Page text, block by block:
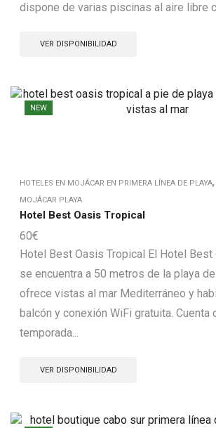
dispone de varias piscinas al aire libre
VER DISPONIBILIDAD
NEW
HOTELES EN MOJÁCAR EN PRIMERA LÍNEA DE PLAYA,
MOJÁCAR PLAYA
Hotel Best Oasis Tropical
60€
Hotel Best Oasis Tropical El Hotel Best
se encuentra a 50 metros de la playa
ofrece vistas al mar Mediterráneo y
balcón y conexión WiFi gratuita. Cuenta
temporada...
VER DISPONIBILIDAD